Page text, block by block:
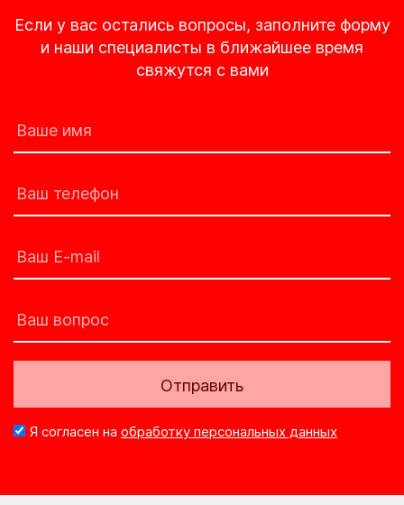
Если у вас остались вопросы, заполните форму
и наши специалисты в ближайшее время
свяжутся с вами
Отправить
Я согласен на обработку персональных данных